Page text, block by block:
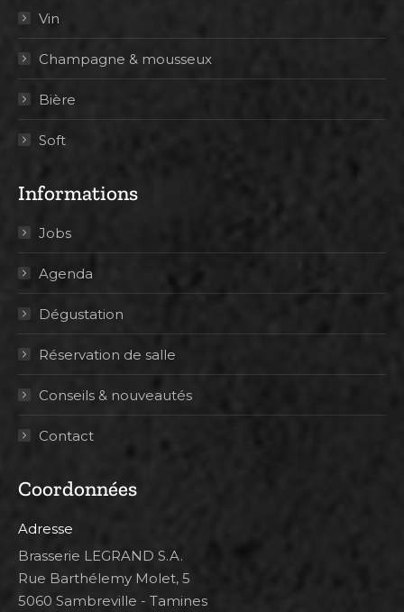
Vin
Champagne & mousseux
Bière
Soft
Informations
Jobs
Agenda
Dégustation
Réservation de salle
Conseils & nouveautés
Contact
Coordonnées
Adresse
Brasserie LEGRAND S.A.
Rue Barthélemy Molet, 5
5060 Sambreville - Tamines